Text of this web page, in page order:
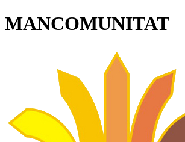
MANCOMUNITAT